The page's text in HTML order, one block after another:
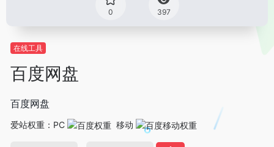
0 397
在线工具
百度网盘
百度网盘
爱站权重： PC 移动